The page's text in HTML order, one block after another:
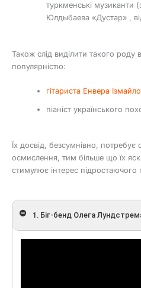
туркменські музиканти
Юлдыбаева «Дустар» ,
Також слід виділити такого роду
популярністю:
гітариста Енвера
піаніст українського
Їх досвід, безсумнівно, потребує
осмислення, тим більше що їх
стимулює інтерес підростаючого
1. Біг-бенд Олега